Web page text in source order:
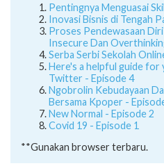
Pentingnya Menguasai
Inovasi Bisnis di Tengah
Proses Pendewasaan
Insecure Dan
Serba Serbi Sekolah
Here's a helpful guide for
Twitter - Episode 4
Ngobrolin Kebudayaan
Bersama Kpoper -
New Normal - Episode 2
Covid 19 - Episode 1
**Gunakan browser terbaru.